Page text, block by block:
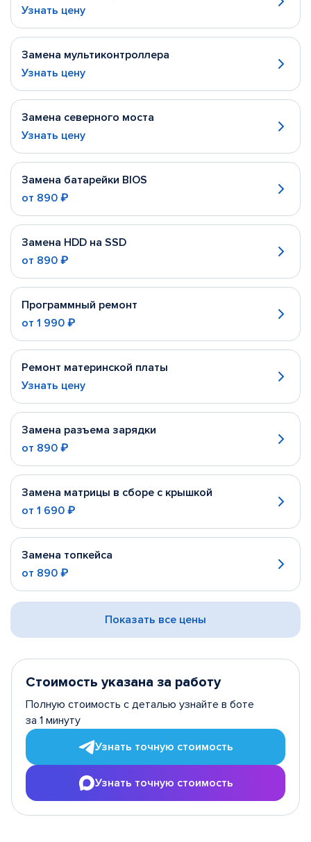
Узнать цену
Замена мультиконтроллера
Узнать цену
Замена северного моста
Узнать цену
Замена батарейки BIOS
от 890 ₽
Замена HDD на SSD
от 890 ₽
Программный ремонт
от 1 990 ₽
Ремонт материнской платы
Узнать цену
Замена разъема зарядки
от 890 ₽
Замена матрицы в сборе с крышкой
от 1 690 ₽
Замена топкейса
от 890 ₽
Показать все цены
Стоимость указана за работу
Полную стоимость с деталью узнайте в боте
за 1 минуту
Узнать точную стоимость
Узнать точную стоимость